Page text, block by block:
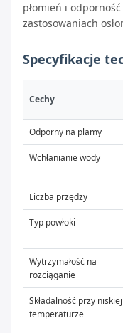
płomień i
zastosowaniach
Specyfikacje
Cechy
Odporny na plamy
Wchłanianie wody
Liczba przędzy
Typ powłoki
Wytrzymałość na
rozciąganie
Składalność przy niskiej
temperaturze